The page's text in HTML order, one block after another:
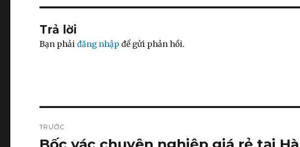
Trả lời
Bạn phảiđăng nhập để gửi phản hồi.
hướng
TRƯỚC
Bài